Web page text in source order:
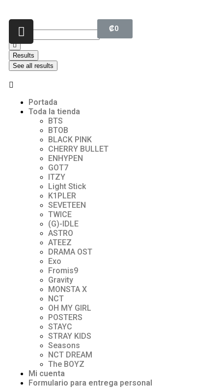
₡0
Results
See all results
Portada
Toda la tienda
BTS
BTOB
BLACK PINK
CHERRY BULLET
ENHYPEN
GOT7
ITZY
Light Stick
K1PLER
SEVETEEN
TWICE
(G)-lDLE
ASTRO
ATEEZ
DRAMA OST
Exo
Fromis9
Gravity
MONSTA X
NCT
OH MY GIRL
POSTERS
STAYC
STRAY KIDS
Seasons
NCT DREAM
The BOYZ
Mi cuenta
Formulario para entrega personal